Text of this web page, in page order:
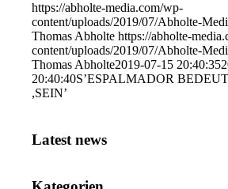
https://abholte-media.com/wp-
content/uploads/2019/07/Abholte-
Thomas Abholte https://abholte-
content/uploads/2019/07/Abholte-
Thomas Abholte2019-07-15 20:40:35
20:40:40S’ESPALMADOR
,SEIN’
Latest news